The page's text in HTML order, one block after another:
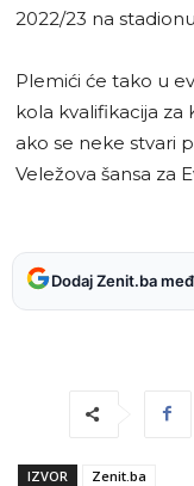
2022/23 na
Plemići će tako u
kola kvalifikacija za
ako se neke stvari
Veležova šansa za
Dodaj Zenit.ba
IZVOR
Zenit.ba